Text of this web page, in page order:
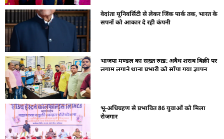
वेदांता यूनिवर्सिटी से लेकर जिंक पार्क तक, भारत के
सपनों को आकार दे रही कंपनी
भाजपा मण्डल का सख़्त रुख़: अवैध शराब बिक्री पर
लगाम लगाने थाना प्रभारी को सौंपा गया ज्ञापन
भू-अधिग्रहण से प्रभावित 86 युवाओं को मिला
रोजगार